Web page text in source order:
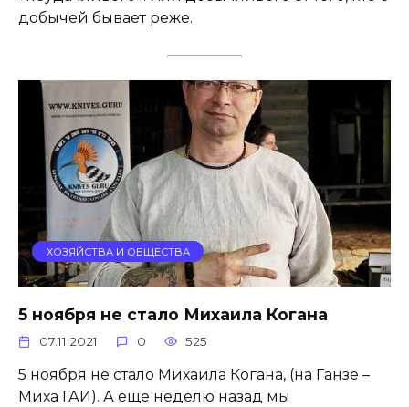
добычей бывает реже.
ХОЗЯЙСТВА И ОБЩЕСТВА
5 ноября не стало Михаила Когана
07.11.2021 0 525
5 ноября не стало Михаила Когана, (на Ганзе –
Миха ГАИ). А еще неделю назад мы